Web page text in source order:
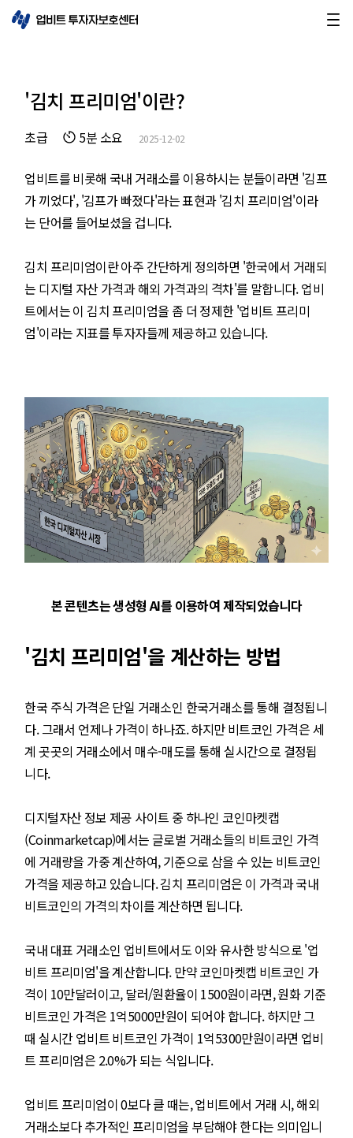
'김치 프리미엄'이란?
초급 5분 소요 2025-12-02
업비트를 비롯해 국내 거래소를 이용하시는 분들이라면 '김프
가 끼었다', '김프가 빠졌다'라는 표현과 '김치 프리미엄'이라
는 단어를 들어보셨을 겁니다.
김치 프리미엄이란 아주 간단하게 정의하면 '한국에서 거래되
는 디지털 자산 가격과 해외 가격과의 격차'를 말합니다. 업비
트에서는 이 김치 프리미엄을 좀 더 정제한'업비트 프리미
엄'이라는 지표를 투자자들께 제공하고 있습니다.
본 콘텐츠는 생성형 AI를 이용하여 제작되었습니다
'김치 프리미엄'을 계산하는 방법
한국 주식 가격은 단일 거래소인 한국거래소를 통해 결정됩니
다. 그래서 언제나 가격이 하나죠. 하지만 비트코인 가격은 세
계 곳곳의 거래소에서 매수-매도를 통해 실시간으로 결정됩
니다.
디지털자산 정보 제공 사이트 중 하나인 코인마켓캡
(Coinmarketcap)에서는 글로벌 거래소들의 비트코인 가격
에 거래량을 가중 계산하여, 기준으로 삼을 수 있는 비트코인
가격을 제공하고 있습니다. 김치 프리미엄은 이 가격과 국내
비트코인의 가격의 차이를 계산하면 됩니다.
국내 대표 거래소인 업비트에서도 이와 유사한 방식으로'업
비트 프리미엄'을 계산합니다. 만약 코인마켓캡 비트코인 가
격이 10만달러이고, 달러/원환율이 1500원이라면, 원화 기준
비트코인 가격은 1억5000만원이 되어야 합니다. 하지만 그
때 실시간 업비트 비트코인 가격이 1억5300만원이라면 업비
트 프리미엄은 2.0%가 되는 식입니다.
업비트 프리미엄이 0보다 클 때는, 업비트에서 거래 시, 해외
거래소보다 추가적인 프리미엄을 부담해야 한다는 의미입니